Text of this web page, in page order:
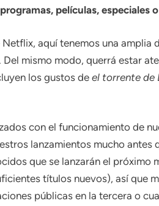
películas, especiales
aquí tenemos una amplia
mismo modo, querrá estar
los gustos de el torrente de
con el funcionamiento de
lanzamientos mucho antes
que se lanzarán el próximo
títulos nuevos), así que
públicas en la tercera o